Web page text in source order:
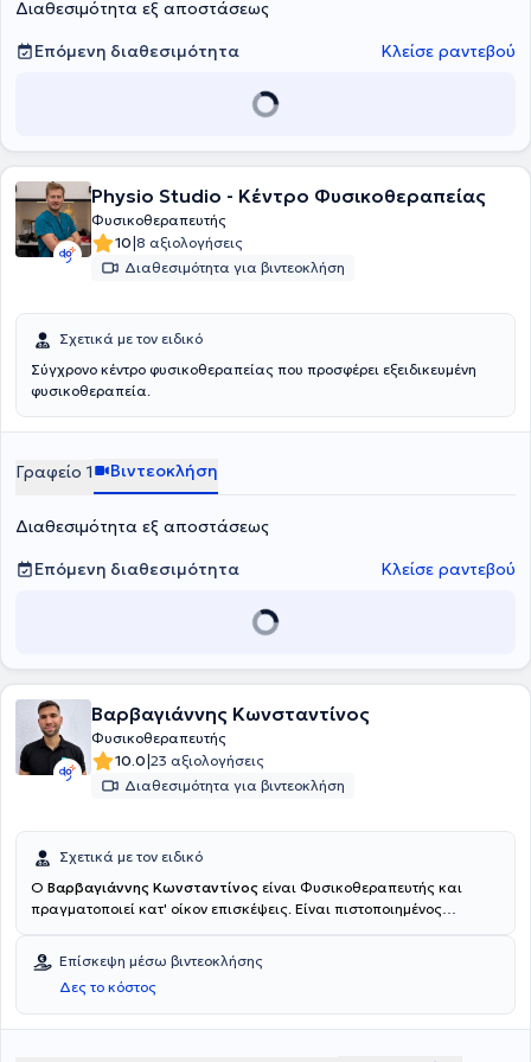
σύγχρονα μηχανήματα όπως μαγνητικός διεγέρτης, κρουστικός
στήλης κλπ. Πλαισιώνεται από φυσικοθεραπευτές μέλη του
εμπειρία. Τέλος, αντιμετωπίζονται μυοσκελετικές παθήσεις,
αθλητικές κακώσεις, λεμφοίδημα, νευρολογικές και
Διαθεσιμότητα εξ αποστάσεως
Επόμενη διαθεσιμότητα
Κλείσε ραντεβού
Physio Studio - Κέντρο Φυσικοθεραπείας
Φυσικοθεραπευτής
10|8 αξιολογήσεις
Διαθεσιμότητα για βιντεοκλήση
Σχετικά με τον ειδικό
Σύγχρονο κέντρο φυσικοθεραπείας που προσφέρει εξειδικευμένη
φυσικοθεραπεία.
Γραφείο 1 Βιντεοκλήση
Διαθεσιμότητα εξ αποστάσεως
Επόμενη διαθεσιμότητα
Κλείσε ραντεβού
Βαρβαγιάννης Κωνσταντίνος
Φυσικοθεραπευτής
10.0|23 αξιολογήσεις
Διαθεσιμότητα για βιντεοκλήση
Σχετικά με τον ειδικό
Ο Βαρβαγιάννης Κωνσταντίνος είναι Φυσικοθεραπευτής και
πραγματοποιεί κατ' οίκον επισκέψεις. Είναι πιστοποιημένος
μυοσκελετικών παθήσεων και πολυετή εμπειρία στην παροχή
εξατομικευμένων θεραπευτικών προγραμμάτων, προσαρμοσμένων
στις ανάγκες και τους στόχους κάθε ασθενούς. Εστιάζει στη
συνολική βελτίωση της λειτουργικότητας, της κινητικότητας και της
σύγχρονες μεθόδους αποκατάστασης και διαρκή επαγγελματική
Επίσκεψη μέσω βιντεοκλήσης
Δες το κόστος